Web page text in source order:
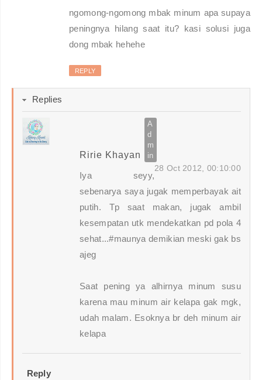
ngomong-ngomong mbak minum apa supaya
peningnya hilang saat itu? kasi solusi juga
dong mbak hehehe
REPLY
Replies
Ririe Khayan
28 Oct 2012, 00:10:00
Iya seyy,
sebenarya saya jugak memperbayak ait
putih. Tp saat makan, jugak ambil
kesempatan utk mendekatkan pd pola 4
sehat...#maunya demikian meski gak bs
ajeg
Saat pening ya alhirnya minum susu
karena mau minum air kelapa gak mgk,
udah malam. Esoknya br deh minum air
kelapa
Reply